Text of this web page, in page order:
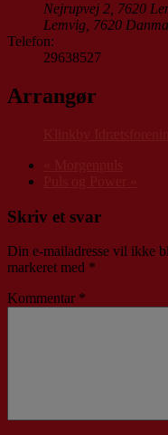
Nejrupvej 2, 7620
Lemvig 7620
Telefon:
29638527
Arrangør
Skriv et svar
Din e-mailadresse vil ikke
markeret med *
Kommentar *